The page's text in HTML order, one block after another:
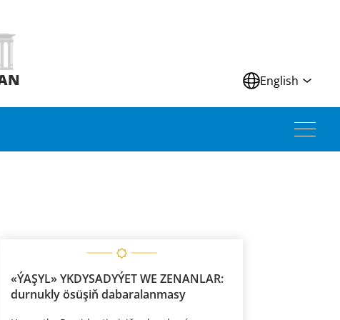
English
«ÝAŞYL» YKDYSADYÝET WE ZENANLAR:
durnukly ösüşiň dabaralanmasy